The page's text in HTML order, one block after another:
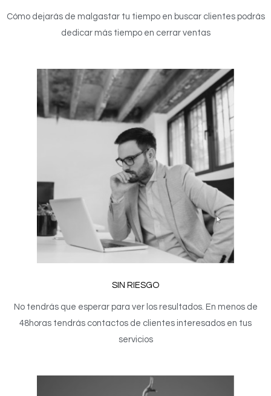
Cómo dejarás de malgastar tu tiempo en buscar clientes podrás
dedicar más tiempo en cerrar ventas
SIN RIESGO
No tendrás que esperar para ver los resultados. En menos de
48horas tendrás contactos de clientes interesados en tus
servicios